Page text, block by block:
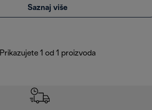
Saznaj više
Prikazujete 1 od 1 proizvoda